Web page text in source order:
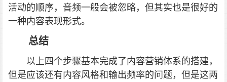
活动的顺序，音频一般会被忽略，但其实也是很好的
一种内容表现形式。
总结
以上四个步骤基本完成了内容营销体系的搭建，
但是应该还有内容风格和输出频率的问题，但是这两